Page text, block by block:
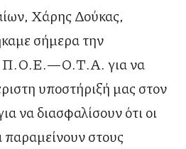
Χάρης Δούκας,
σήμερα την
Π.Ο.Ε.—Ο.Τ.Α. για να
υποστήριξή μας στον
να διασφαλίσουν ότι οι
παραμείνουν στους